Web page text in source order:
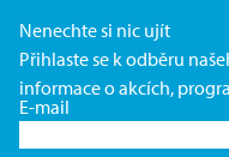
Nenechte si nic ujít
Přihlaste se k odběru
informace o akcích,
E-mail